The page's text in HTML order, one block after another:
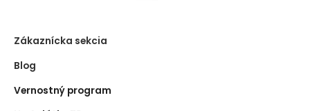
Zákaznícka sekcia
Blog
Vernostný program